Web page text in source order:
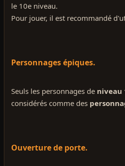
le 10e niveau.
Pour jouer, il est recommandé
Personnages épiques.
Seuls les personnages de niveau
considérés comme des
Ouverture de porte.